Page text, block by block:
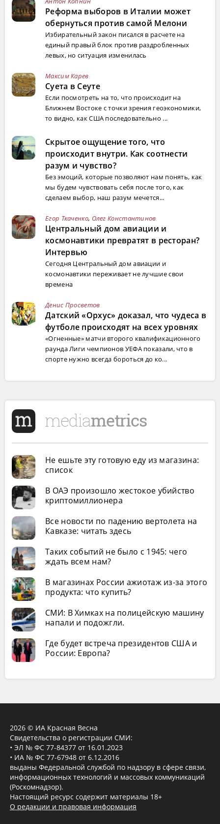
Реформа выборов в Италии может
обернуться против самой Мелони
Избирательный закон писался в расчете на
единый правый блок против раздробленных
левых, но ситуация изменилась
Максим Карев
Суета в Сеуте
Если посмотреть на то, что происходит на
Ближнем Востоке с точки зрения геоэкономики,
то видно, как США последовательно ...
Скрытое ощущение того, что
происходит внутри. Как соотнести
разум и чувство?
Без эмоций, которые позволяют нам понять, как
мы будем чувствовать себя после того, как
сделаем выбор, наш разум мечется...
Егор Ткаченко, Олег Константинов
Центральный дом авиации и
космонавтики превратят в ресторан?
Интервью
Сегодня Центральный дом авиации и
космонавтики переживает не лучшие свои
времена
Денис Просветов
Датский «Орхус» доказал, что чудеса в
футболе происходят на всех уровнях
«Огненные» матчи второго квалификационного
раунда Лиги чемпионов УЕФА показали, что в
спорте нужно всегда бороться до ко...
Не ешьте эту готовую еду из магазина:
список
В ОАЭ произошло жестокое убийство
криптомиллионера
Все новости по падению вертолета на
Кавказе: читать здесь
Таких событий не было с 1945: чего
ждать всем нам?
В магазинах России ажиотаж из-за этого
продукта: что купить?
СМИ: В Химках на полицейскую машину
напали и подожгли.
Где будет встреча президентов США и
России: Европа?
2026 © ИА Красная Весна
Свидетельства о регистрации СМИ:
• ЭЛ № ФС 77-84377 от 16.01.2023
• ИА № ФС 77-67948 от 6.12.2016
выданы Федеральной службой по надзору в сфере связи,
информационных технологий и массовых коммуникаций
(Роскомнадзор).
Настоящий ресурс содержит материалы 18+
О редакции и правовая информация